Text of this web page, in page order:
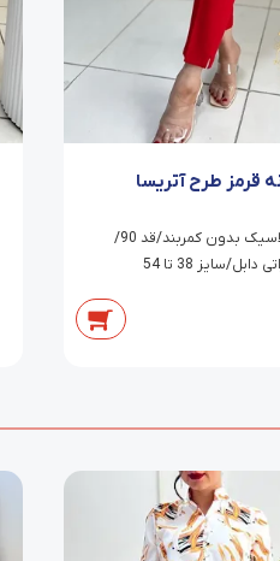
قرمز طرح آتریسا
شلوار راسته کلاسیک بدون کمربند/قد 90/
سایز 38 تا 54